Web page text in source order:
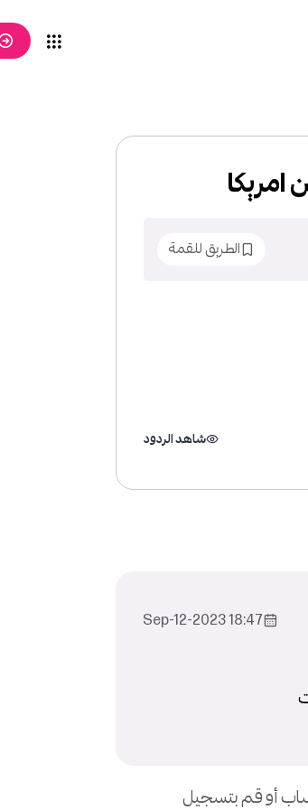
الطريق للقمة
شاهد الردود
18:47 2023-Sep-12
أو قم بتسجيل